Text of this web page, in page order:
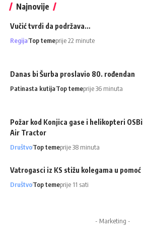
Najnovije
Vučić tvrdi da podržava…
RegijaTop temeprije 22 minute
Danas bi Šurba proslavio 80. rođendan
Patinasta kutijaTop temeprije 36 minuta
Požar kod Konjica gase i helikopteri
Air Tractor
DruštvoTop temeprije 38 minuta
Vatrogasci iz KS stižu kolegama u pomoć
DruštvoTop temeprije 11 sati
- Marketing -